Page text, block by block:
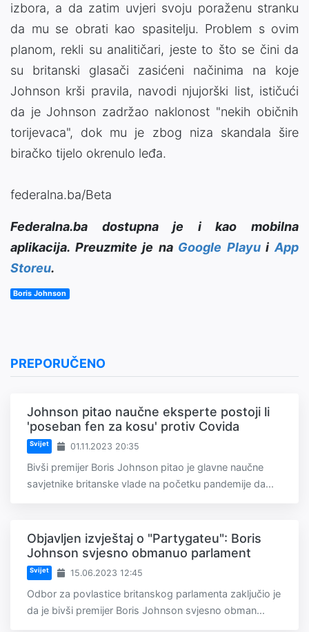
izbora, a da zatim uvjeri svoju poraženu stranku
da mu se obrati kao spasitelju. Problem s ovim
planom, rekli su analitičari, jeste to što se čini da
su britanski glasači zasićeni načinima na koje
Johnson krši pravila, navodi njujorški list, ističući
da je Johnson zadržao naklonost "nekih običnih
torijevaca", dok mu je zbog niza skandala šire
biračko tijelo okrenulo leđa.
federalna.ba/Beta
Federalna.ba dostupna je i kao mobilna
aplikacija. Preuzmite je na Google PlayuiApp
Storeu.
Boris Johnson
PREPORUČENO
Johnson pitao naučne eksperte postoji li
'poseban fen za kosu' protiv Covida
Svijet 01.11.2023 20:35
Bivši premijer Boris Johnson pitao je glavne naučne
savjetnike britanske vlade na početku pandemije da...
Objavljen izvještaj o "Partygateu": Boris
Johnson svjesno obmanuo parlament
Svijet 15.06.2023 12:45
Odbor za povlastice britanskog parlamenta zaključio je
da je bivši premijer Boris Johnson svjesno obman...